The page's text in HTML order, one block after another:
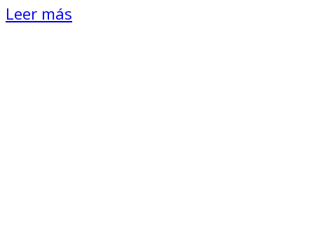
Leer más